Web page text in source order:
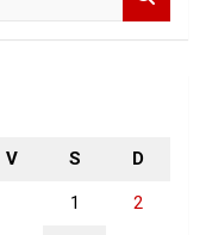
V S D
1 2